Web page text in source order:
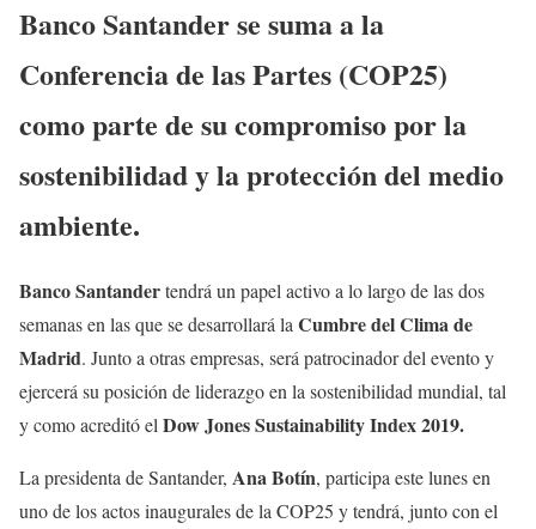
Banco Santander se suma a la
Conferencia de las Partes (COP25)
como parte de su compromiso por la
sostenibilidad y la protección del medio
ambiente.
Banco Santandertendrá un papel activo a lo largo de las dos
semanas en las que se desarrollará la Cumbre del Clima de
Madrid. Junto a otras empresas, será patrocinador del evento y
ejercerá su posición de liderazgo en la sostenibilidad mundial, tal
y como acreditó el Dow Jones Sustainability Index 2019.
La presidenta de Santander, Ana Botín, participa este lunes en
uno de los actos inaugurales de la COP25 y tendrá, junto con el